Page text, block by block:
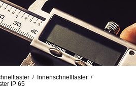
/ Innenschnelltaster /
IP 65